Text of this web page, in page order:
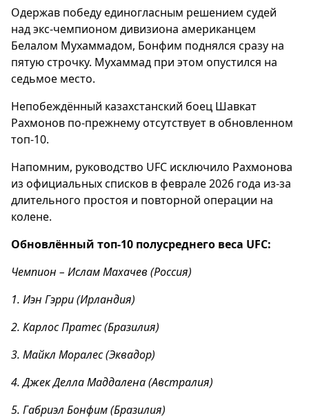
Одержав победу единогласным решением судей
над экс-чемпионом дивизиона американцем
Белалом Мухаммадом, Бонфим поднялся сразу на
пятую строчку. Мухаммад при этом опустился на
седьмое место.
Непобеждённый казахстанский боец Шавкат
Рахмонов по-прежнему отсутствует в обновленном
топ-10.
Напомним, руководство UFC исключило Рахмонова
из официальных списков в феврале 2026 года из-за
длительного простоя и повторной операции на
колене.
Обновлённый топ-10 полусреднего веса UFC:
Чемпион – Ислам Махачев (Россия)
1. Иэн Гэрри (Ирландия)
2. Карлос Пратес (Бразилия)
3. Майкл Моралес (Эквадор)
4. Джек Делла Маддалена (Австралия)
5. Габриэл Бонфим (Бразилия)